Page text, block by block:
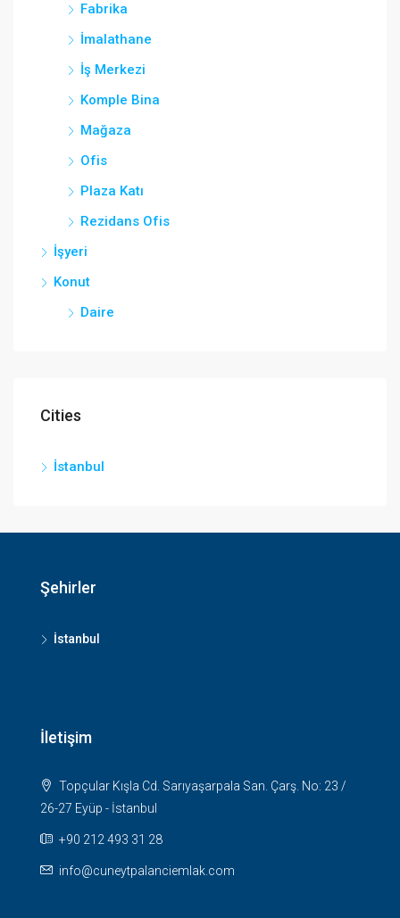
Fabrika
İmalathane
İş Merkezi
Komple Bina
Mağaza
Ofis
Plaza Katı
Rezidans Ofis
İşyeri
Konut
Daire
Cities
İstanbul
Şehirler
İstanbul
İletişim
Topçular Kışla Cd. Sarıyaşarpala San. Çarş. No: 23 /
26-27 Eyüp - İstanbul
+90 212 493 31 28
info@cuneytpalanciemlak.com